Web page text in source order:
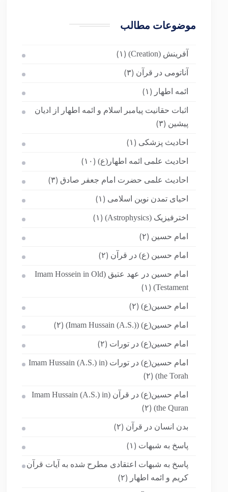
موضوعات مطالب
آفرینش (Creation) (۱)
آناتومی در قرآن (۳)
ائمه اطهار (۱)
اثبات حقانیت پیامبر اسلام و ائمه اطهار از ادیان
پیشین (۳)
احادیث پزشکی (۱)
احادیث علمی ائمه اطهار(ع) (۱۰)
احادیث علمی حضرت امام جعفر صادق (۳)
احیای تمدن نوین اسلامی (۱)
اخترفیزیک (Astrophysics) (۱)
امام حسین (۲)
امام حسین (ع) در قرآن (۲)
امام حسین در عهد عتیق (Imam Hossein in Old
Testament)
(۱)
امام حسین(ع) (۲)
امام حسین(ع) (Imam Hussain (A.S.)) (۲)
امام حسین(ع) در تورات (۲)
امام حسین(ع) در تورات (Imam Hussain (A.S.) in
the Torah)
(۲)
امام حسین(ع) در قرآن (Imam Hussain (A.S.) in
the Quran)
(۲)
بدن انسان در قرآن (۲)
پاسخ به شبهات (۱)
پاسخ به شبهات اعتقادی مطرح شده به آیات قرآن
کریم و ائمه اطهار
(۲)